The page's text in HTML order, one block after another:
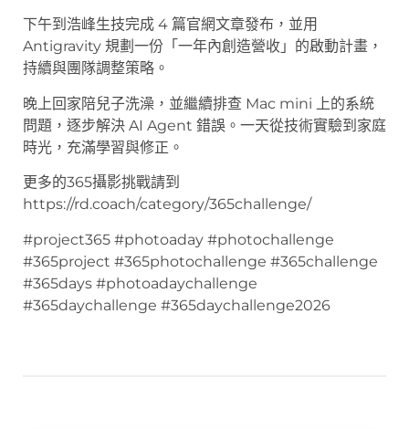
下午到浩峰生技完成 4 篇官網文章發布，並用
Antigravity 規劃一份「一年內創造營收」的啟動計畫，
持續與團隊調整策略。
晚上回家陪兒子洗澡，並繼續排查 Mac mini 上的系統
問題，逐步解決 AI Agent 錯誤。一天從技術實驗到家庭
時光，充滿學習與修正。
更多的365攝影挑戰請到
https://rd.coach/category/365challenge/
#project365 #photoaday #photochallenge
#365project #365photochallenge #365challenge
#365days #photoadaychallenge
#365daychallenge #365daychallenge2026